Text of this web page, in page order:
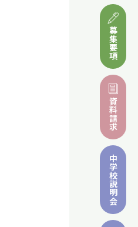
募集要項
資料請求
中学校
説明会